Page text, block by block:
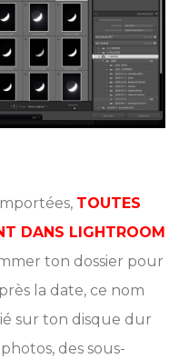
TOUTES
DANS LIGHTROOM
ton dossier pour
la date, ce nom
sur ton disque dur
des sous-